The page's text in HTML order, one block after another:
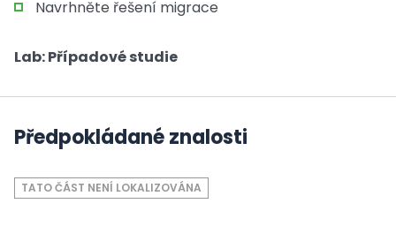
Navrhněte řešení migrace
Lab: Případové studie
Předpokládané znalosti
TATO ČÁST NENÍ LOKALIZOVÁNA